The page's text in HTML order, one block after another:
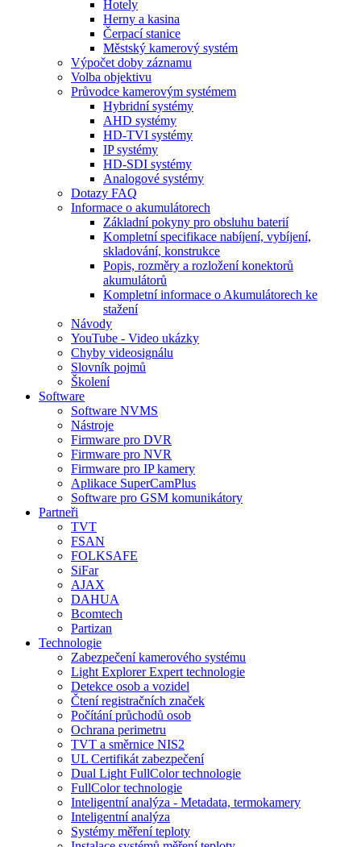
Hotely
Herny a kasina
Čerpací stanice
Městský kamerový systém
Výpočet doby záznamu
Volba objektivu
Průvodce kamerovým systémem
Hybridní systémy
AHD systémy
HD-TVI systémy
IP systémy
HD-SDI systémy
Analogové systémy
Dotazy FAQ
Informace o akumulátorech
Základní pokyny pro obsluhu baterií
Kompletní specifikace nabíjení, vybíjení,
skladování, konstrukce
Popis, rozměry a rozložení konektorů
akumulátorů
Kompletní informace o Akumulátorech ke
stažení
Návody
YouTube - Video ukázky
Chyby videosignálu
Slovník pojmů
Školení
Software
Software NVMS
Nástroje
Firmware pro DVR
Firmware pro NVR
Firmware pro IP kamery
Aplikace SuperCamPlus
Software pro GSM komunikátory
Partneři
TVT
FSAN
FOLKSAFE
SiFar
AJAX
DAHUA
Bcomtech
Partizan
Technologie
Zabezpečení kamerového systému
Light Explorer Expert technologie
Detekce osob a vozidel
Čtení registračních značek
Počítání průchodů osob
Ochrana perimetru
TVT a směrnice NIS2
UL Certifikát zabezpečení
Dual Light FullColor technologie
FullColor technologie
Inteligentní analýza - Metadata, termokamery
Inteligentní analýza
Systémy měření teploty